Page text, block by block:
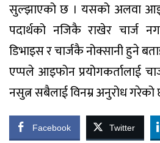
सुल्झाएको छ । यसको अलवा
पदार्थको नजिकै राखेर चार्ज
डिभाइस र चार्जकै नोक्सानी हुने
एप्पले आइफोन प्रयोगकर्तालाई
नसुत्न सबैलाई विनम्र अनुरोध गरेको
Facebook Twitter